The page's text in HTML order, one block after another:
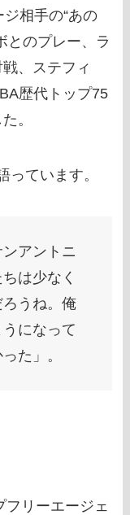
ジ相手の“あの
とのプレー、ラ
、ステフィ
歴代トップ75
。
っています。
ンアントニ
は少なく
うね。俺
になって
た」。
フリーエージェ